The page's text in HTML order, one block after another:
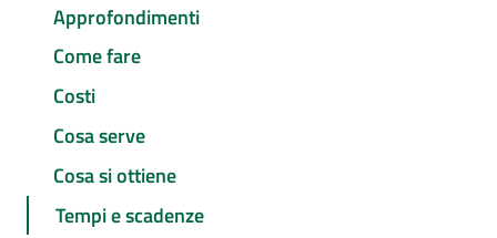
Approfondimenti
Come fare
Costi
Cosa serve
Cosa si ottiene
Tempi e scadenze